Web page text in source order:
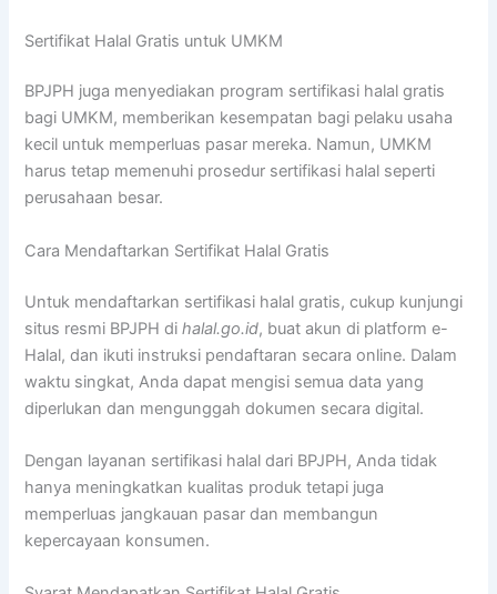
Sertifikat Halal Gratis untuk UMKM
BPJPH juga menyediakan program sertifikasi halal gratis
bagi UMKM, memberikan kesempatan bagi pelaku usaha
kecil untuk memperluas pasar mereka. Namun, UMKM
harus tetap memenuhi prosedur sertifikasi halal seperti
perusahaan besar.
Cara Mendaftarkan Sertifikat Halal Gratis
Untuk mendaftarkan sertifikasi halal gratis, cukup kunjungi
situs resmi BPJPH dihalal.go.id, buat akun di platform e-
Halal, dan ikuti instruksi pendaftaran secara online. Dalam
waktu singkat, Anda dapat mengisi semua data yang
diperlukan dan mengunggah dokumen secara digital.
Dengan layanan sertifikasi halal dari BPJPH, Anda tidak
hanya meningkatkan kualitas produk tetapi juga
memperluas jangkauan pasar dan membangun
kepercayaan konsumen.